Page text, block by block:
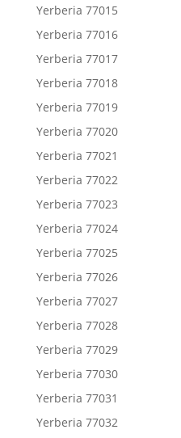
Yerberia 77015
Yerberia 77016
Yerberia 77017
Yerberia 77018
Yerberia 77019
Yerberia 77020
Yerberia 77021
Yerberia 77022
Yerberia 77023
Yerberia 77024
Yerberia 77025
Yerberia 77026
Yerberia 77027
Yerberia 77028
Yerberia 77029
Yerberia 77030
Yerberia 77031
Yerberia 77032